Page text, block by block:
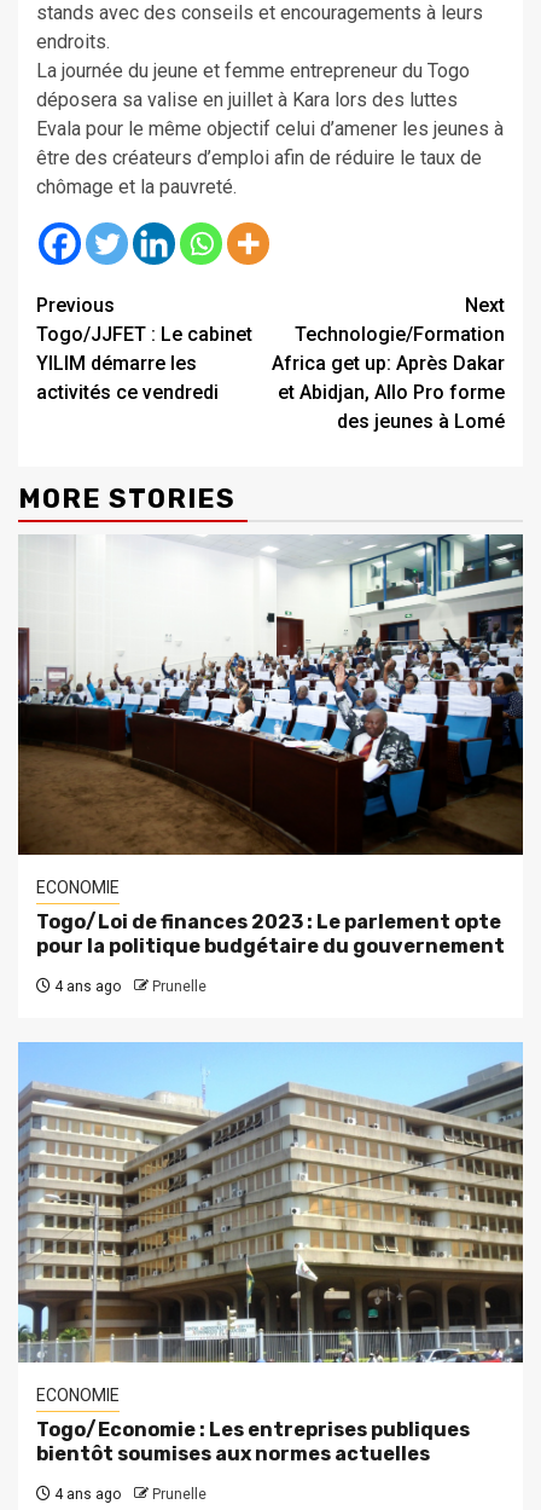
stands avec des conseils et encouragements à leurs
endroits.
La journée du jeune et femme entrepreneur du Togo
déposera sa valise en juillet à Kara lors des luttes
Evala pour le même objectif celui d’amener les jeunes à
être des créateurs d’emploi afin de réduire le taux de
chômage et la pauvreté.
Continue
Reading
Previous
Togo/JJFET : Le cabinet
YILIM démarre les
activités ce vendredi
Next
Technologie/Formation
Africa get up: Après Dakar
et Abidjan, Allo Pro forme
des jeunes à Lomé
MORE STORIES
ECONOMIE
Togo/Loi de finances 2023 : Le parlement opte
pour la politique budgétaire du gouvernement
4 ans ago Prunelle
ECONOMIE
Togo/Economie : Les entreprises publiques
bientôt soumises aux normes actuelles
4 ans ago Prunelle